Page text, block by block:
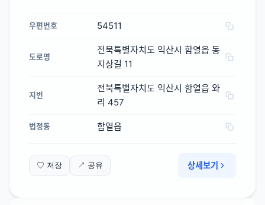
우편번호 54511
도로명
전북특별자치도 익산시 함열읍 동
지상길 11
지번
전북특별자치도 익산시 함열읍 와
리 457
법정동 함열읍
♡ 저장 ↗ 공유 상세보기